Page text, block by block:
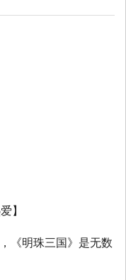
】
《明珠三国》是无数